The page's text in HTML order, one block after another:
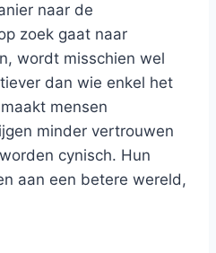
naar de
zoek gaat naar
wordt misschien wel
dan wie enkel het
mensen
minder vertrouwen
cynisch. Hun
aan een betere wereld,